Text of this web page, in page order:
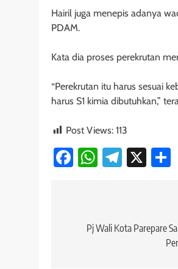
Hairil juga menepis adanya
PDAM.
Kata dia proses perekrutan
“Perekrutan itu harus sesuai
harus S1 kimia dibutuhkan,”
Post Views: 113
Facebook
WhatsApp
X
Pj Wali Kota Parepare